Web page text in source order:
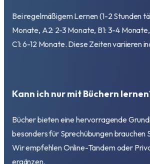
Bei regelmäßigem Lernen (1-2 Stunden
Monate, A2: 2-3 Monate, B1: 3-4
C1: 6-12 Monate. Diese Zeiten variieren
Kann ich nur mit Büchern
Bücher bieten eine hervorragende
besonders für Sprechübungen brauchen
Wir empfehlen Online-Tandem oder
ergänzen.